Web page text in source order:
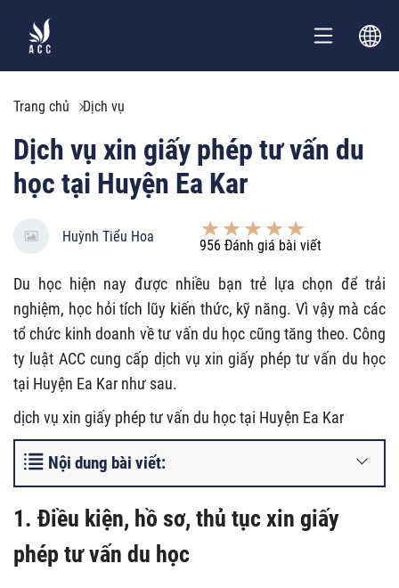
Trang chủ Dịch vụ
Dịch vụ xin giấy phép tư vấn du
học tại Huyện Ea Kar
Huỳnh Tiểu Hoa
956 Đánh giá bài viết
Du học hiện nay được nhiều bạn trẻ lựa chọn để trải
nghiệm, học hỏi tích lũy kiến thức, kỹ năng. Vì vậy mà các
tổ chức kinh doanh về tư vấn du học cũng tăng theo. Công
ty luật ACC cung cấp dịch vụ xin giấy phép tư vấn du học
tại Huyện Ea Kar như sau.
dịch vụ xin giấy phép tư vấn du học tại Huyện Ea Kar
Nội dung bài viết:
1. Điều kiện, hồ sơ, thủ tục xin giấy
phép tư vấn du học